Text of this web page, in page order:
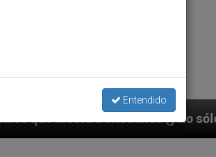
(y no sólo) en Tierra Santa
Entendido